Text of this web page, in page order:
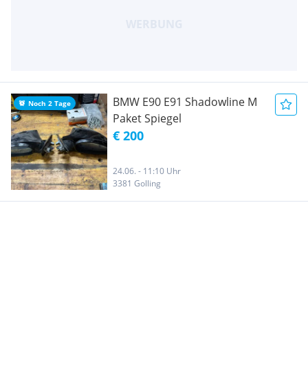
Noch 2 Tage
BMW E90 E91 Shadowline M
Paket Spiegel
€ 200
24.06. - 11:10 Uhr
3381 Golling